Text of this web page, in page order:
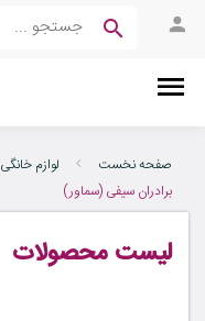
صفحه نخست لوازم خانگی
برادران سیفی (سماور)
لیست محصولات